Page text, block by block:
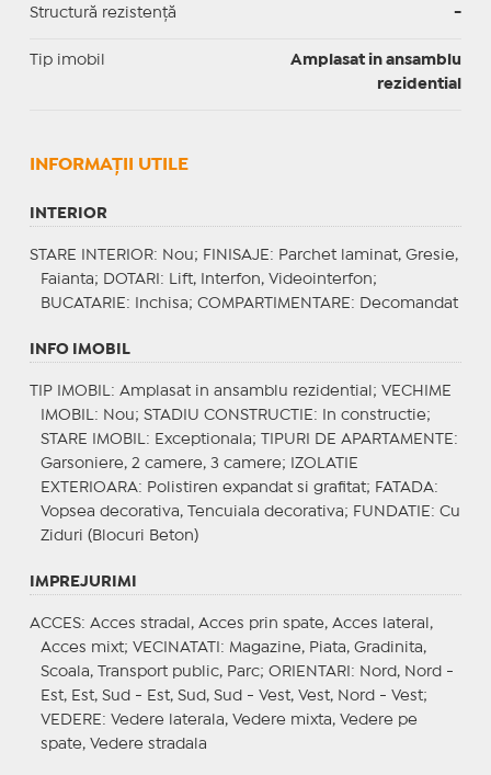
Structură rezistență -
Tip imobil
Amplasat in ansamblu
rezidential
INFORMAŢII UTILE
INTERIOR
STARE INTERIOR: Nou; FINISAJE : Parchet laminat, Gresie,
Faianta;
DOTARI : Lift, Interfon, Videointerfon;
BUCATARIE : Inchisa; COMPARTIMENTARE : Decomandat
INFO IMOBIL
TIP IMOBIL : Amplasat in ansamblu rezidential; VECHIME
IMOBIL : Nou; STADIU CONSTRUCTIE : In constructie;
STARE IMOBIL : Exceptionala; TIPURI DE APARTAMENTE :
Garsoniere, 2 camere, 3 camere;
IZOLATIE
EXTERIOARA: Polistiren expandat si grafitat; FATADA:
Vopsea decorativa, Tencuiala decorativa; FUNDATIE : Cu
Ziduri (Blocuri Beton)
IMPREJURIMI
ACCES: Acces stradal, Acces prin spate, Acces lateral,
Acces mixt; VECINATATI : Magazine, Piata, Gradinita,
Scoala, Transport public, Parc; ORIENTARI : Nord, Nord -
Est, Est, Sud - Est, Sud, Sud - Vest, Vest, Nord - Vest;
VEDERE : Vedere laterala, Vedere mixta, Vedere pe
spate, Vedere stradala